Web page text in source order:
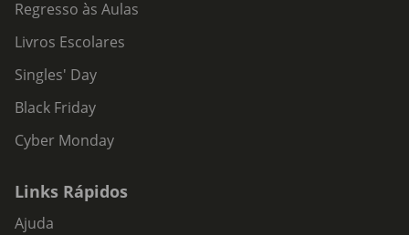
Regresso às Aulas
Livros Escolares
Singles' Day
Black Friday
Cyber Monday
Links Rápidos
Ajuda